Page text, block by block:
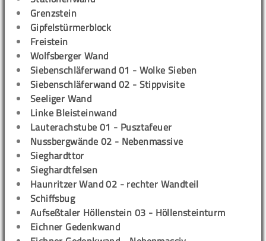
Grenzstein
Gipfelstürmerblock
Freistein
Wolfsberger Wand
Siebenschläferwand 01 - Wolke Sieben
Siebenschläferwand 02 - Stippvisite
Seeliger Wand
Linke Bleisteinwand
Lauterachstube 01 - Pusztafeuer
Nussbergwände 02 - Nebenmassive
Sieghardttor
Sieghardtfelsen
Haunritzer Wand 02 - rechter Wandteil
Schiffsbug
Aufseßtaler Höllenstein 03 - Höllensteinturm
Eichner Gedenkwand